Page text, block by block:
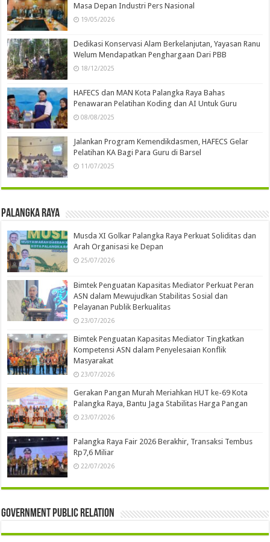
Masa Depan Industri Pers Nasional
19/05/2026
Dedikasi Konservasi Alam Berkelanjutan, Yayasan Ranu
Welum Mendapatkan Penghargaan Dari PBB
18/12/2025
HAFECS dan MAN Kota Palangka Raya Bahas
Penawaran Pelatihan Koding dan AI Untuk Guru
08/08/2025
Jalankan Program Kemendikdasmen, HAFECS Gelar
Pelatihan KA Bagi Para Guru di Barsel
11/07/2025
Palangka Raya
Musda XI Golkar Palangka Raya Perkuat Soliditas dan
Arah Organisasi ke Depan
25/07/2026
Bimtek Penguatan Kapasitas Mediator Perkuat Peran
ASN dalam Mewujudkan Stabilitas Sosial dan
Pelayanan Publik Berkualitas
23/07/2026
Bimtek Penguatan Kapasitas Mediator Tingkatkan
Kompetensi ASN dalam Penyelesaian Konflik
Masyarakat
23/07/2026
Gerakan Pangan Murah Meriahkan HUT ke-69 Kota
Palangka Raya, Bantu Jaga Stabilitas Harga Pangan
23/07/2026
Palangka Raya Fair 2026 Berakhir, Transaksi Tembus
Rp7,6 Miliar
22/07/2026
Government Public Relation